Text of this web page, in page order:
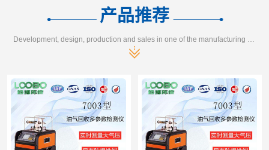
产品推荐